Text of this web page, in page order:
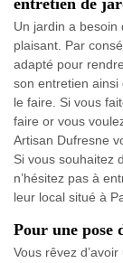
entretien de
Un jardin a besoin
plaisant. Par
adapté pour
son entretien
le faire. Si vous
faire or vous
Artisan Dufresne
Si vous souhaitez
n’hésitez pas à
leur local situé à
Pour une pose
Vous rêvez